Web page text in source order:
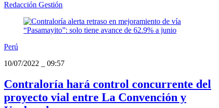
Redacción Gestión
Perú
10/07/2022
09:57
Contraloría hará control concurrente del
proyecto vial entre La Convención y